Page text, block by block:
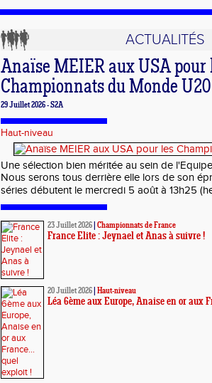
ACTUALITÉS
Anaïse MEIER aux USA pour
Championnats du Monde U20
29 Juillet 2026 - S2A
Haut-niveau
Une sélection bien méritée au sein de
Nous serons tous derrière elle lors de son
séries débutent le mercredi 5 août à 13h25
23 Juillet 2026 Championnats de France
France Elite : Jeynael et Anas à suivre !
20 Juillet 2026 Haut-niveau
Léa 6ème aux Europe, Anaise en or aux